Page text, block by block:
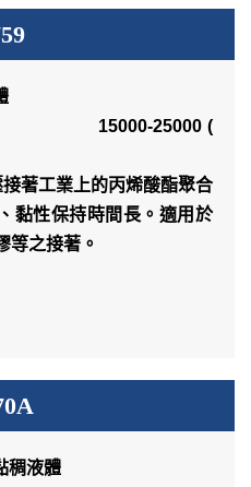
： 15000-25000 (
著工業上的丙烯酸酯聚合
黏性保持時間長。適用於
等之接著。
稠液體